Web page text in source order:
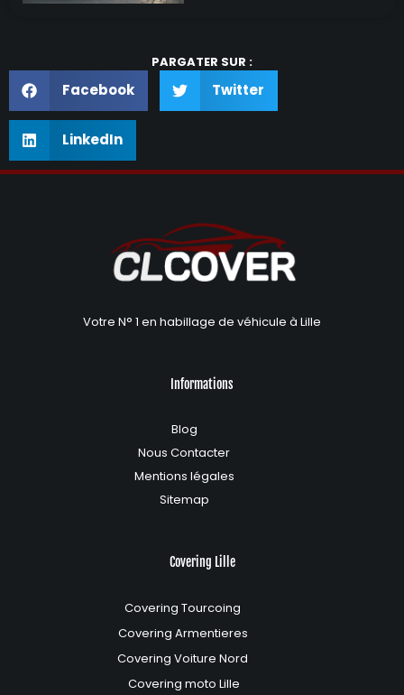
PARGATER SUR :
Facebook Twitter
LinkedIn
Votre N° 1 en habillage de véhicule à Lille
Informations
Blog
Nous Contacter
Mentions légales
Sitemap
Covering Lille
Covering Tourcoing
Covering Armentieres
Covering Voiture Nord
Covering moto Lille